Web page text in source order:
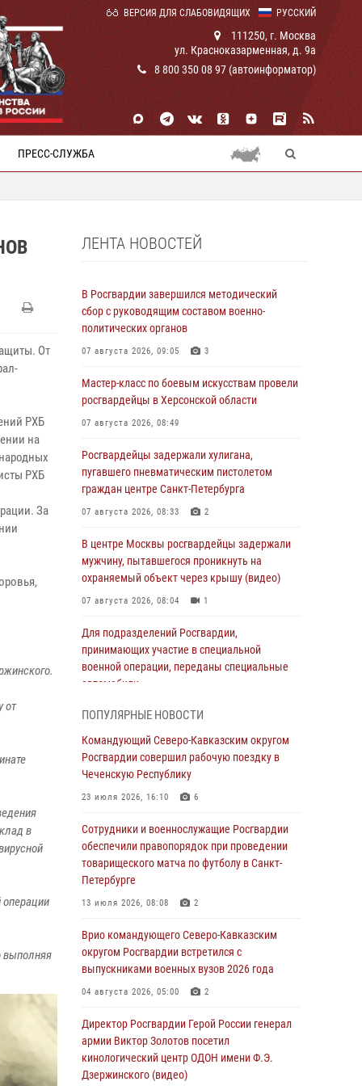
РУССКИЙ
ВЕРСИЯ ДЛЯ СЛАБОВИДЯЩИХ
111250, г. Москва
ул. Красноказарменная, д. 9а
8 800 350 08 97 (автоинформатор)
ПРЕСС-СЛУЖБА
От
РХБ
на
РХБ
За
от
в
операции
выполняя
ЛЕНТА НОВОСТЕЙ
В Росгвардии завершился методический
сбор с руководящим составом военно-
политических органов
07 августа 2026, 09:05 3
Мастер-класс по боевым искусствам провели
росгвардейцы в Херсонской области
07 августа 2026, 08:49
Росгвардейцы задержали хулигана,
пугавшего пневматическим пистолетом
граждан центре Санкт-Петербурга
07 августа 2026, 08:33 2
В центре Москвы росгвардейцы задержали
мужчину, пытавшегося проникнуть на
охраняемый объект через крышу (видео)
07 августа 2026, 08:04 1
Для подразделений Росгвардии,
принимающих участие в специальной
военной операции, переданы специальные
автомобили
При содействии СОБР Росгвардии в
Иркутской области задержаны
подозреваемые в коммерческом подкупе
Завершился чемпионат Сибирского ордена
Жукова округа Росгвардии по служебно-
боевой стрельбе
07 августа 2026, 07:45
Застрявшую в плуге трактора мину
уничтожили росгвардейцы на Кубани
07 августа 2026, 06:49 1
25‑летии канонизации святого праведного
воина Федора Ушакова (видео)
07 августа 2026, 06:15 7 1
ПОПУЛЯРНЫЕ НОВОСТИ
Командующий Северо-Кавказским округом
Росгвардии совершил рабочую поездку в
Чеченскую Республику
23 июля 2026, 16:10 6
Сотрудники и военнослужащие Росгвардии
обеспечили правопорядок при проведении
товарищеского матча по футболу в Санкт-
Петербурге
13 июля 2026, 08:08 2
Врио командующего Северо-Кавказским
округом Росгвардии встретился с
выпускниками военных вузов 2026 года
04 августа 2026, 05:00 2
Директор Росгвардии Герой России генерал
армии Виктор Золотов посетил
кинологический центр ОДОН имени Ф.Э.
Дзержинского (видео)